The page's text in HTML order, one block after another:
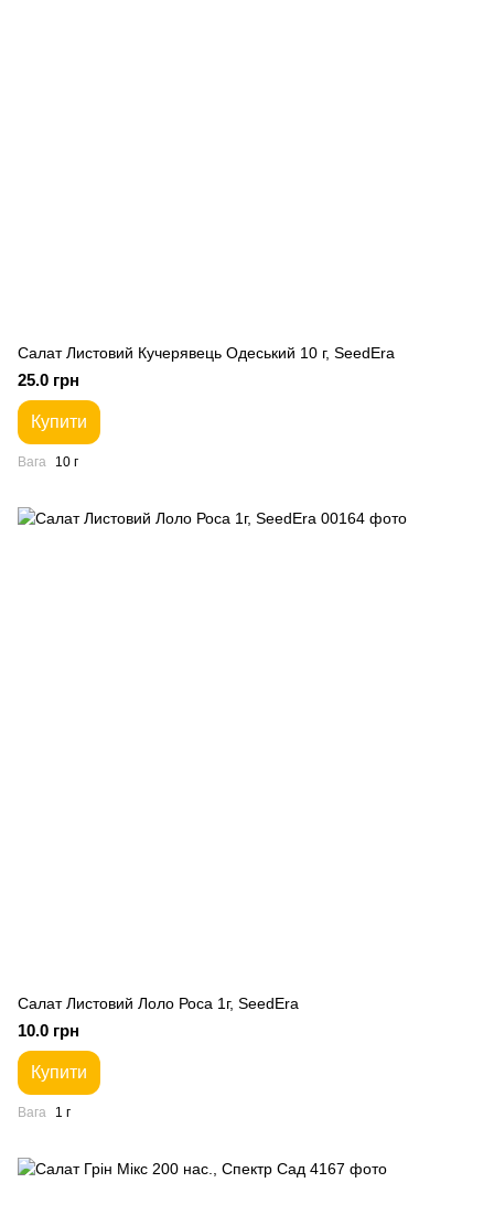
Салат Листовий Кучерявець Одеський 10 г, SeedEra
25.0 грн
Купити
Вага 10 г
Салат Листовий Лоло Роса 1г, SeedEra
10.0 грн
Купити
Вага 1 г